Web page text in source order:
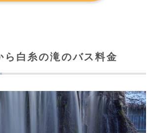
ら白糸の滝のバス料金